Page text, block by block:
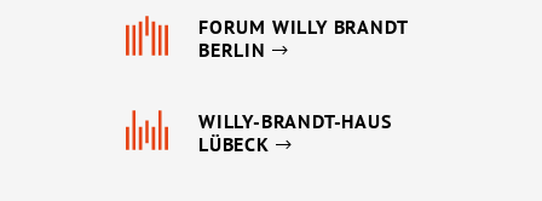
FORUM WILLY BRANDT
BERLIN
WILLY-BRANDT-HAUS
LÜBECK